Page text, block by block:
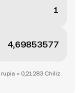
= 0,21283 Chiliz